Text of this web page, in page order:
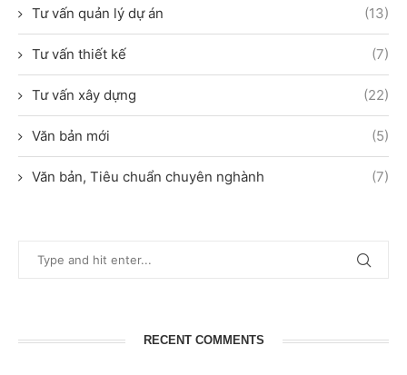
Tư vấn quản lý dự án (13)
Tư vấn thiết kế (7)
Tư vấn xây dựng (22)
Văn bản mới (5)
Văn bản, Tiêu chuẩn chuyên nghành (7)
RECENT COMMENTS